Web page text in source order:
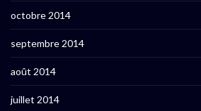
octobre 2014
septembre 2014
août 2014
juillet 2014